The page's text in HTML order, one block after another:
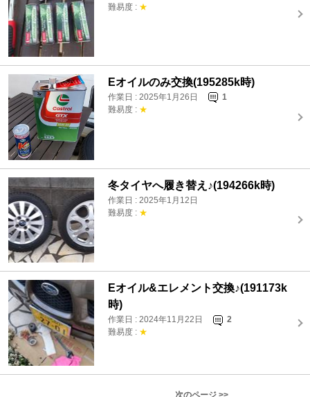
難易度 : ★
Eオイルのみ交換(195285k時)
作業日 : 2025年1月26日
1
難易度 : ★
冬タイヤへ履き替え♪(194266k時)
作業日 : 2025年1月12日
難易度 : ★
Eオイル&エレメント交換♪(191173k
時)
作業日 : 2024年11月22日
2
難易度 : ★
次のページ >>